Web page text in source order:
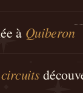
à Quiberon
circuits